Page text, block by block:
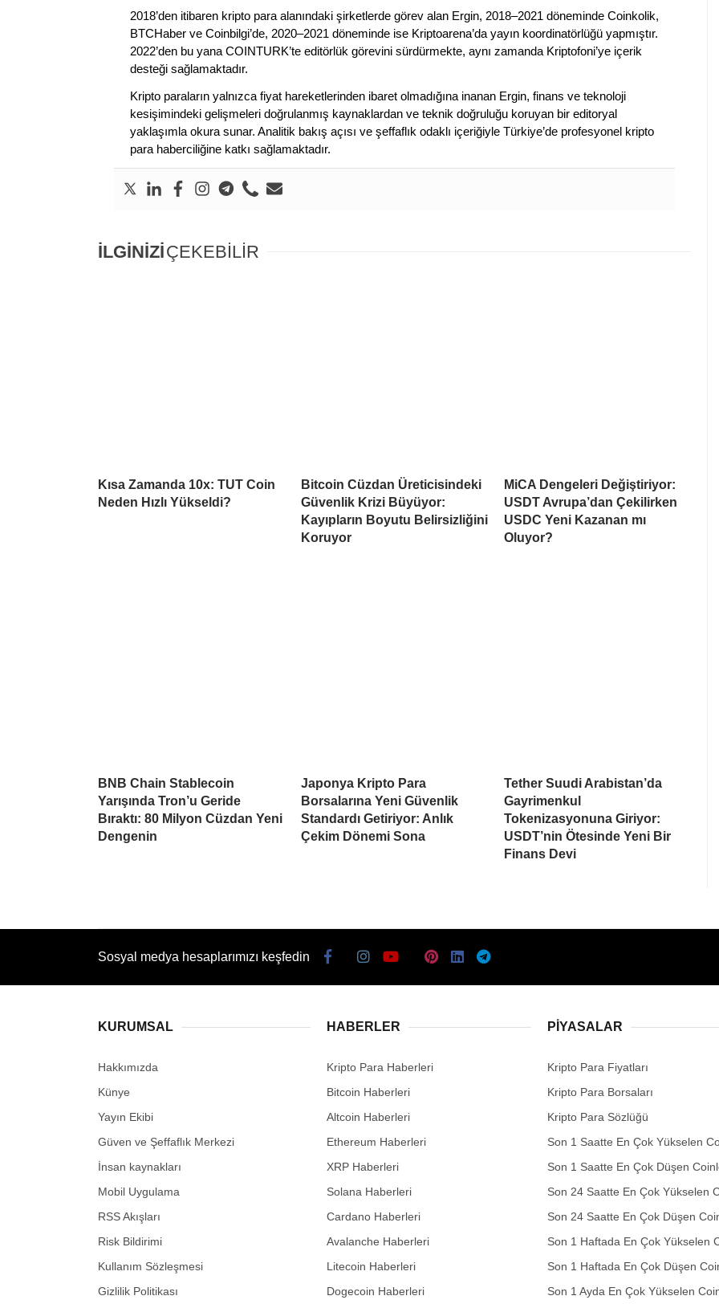
2018’den itibaren kripto para alanındaki şirketlerde görev alan Ergin, 2018–2021 döneminde Coinkolik,
BTCHaber ve Coinbilgi’de, 2020–2021 döneminde ise Kriptoarena’da yayın koordinatörlüğü yapmıştır.
2022’den bu yana COINTURK’te editörlük görevini sürdürmekte, aynı zamanda Kriptofoni’ye içerik
desteği sağlamaktadır.
Kripto paraların yalnızca fiyat hareketlerinden ibaret olmadığına inanan Ergin, finans ve teknoloji
kesişimindeki gelişmeleri doğrulanmış kaynaklardan ve teknik doğruluğu koruyan bir editoryal
yaklaşımla okura sunar. Analitik bakış açısı ve şeffaflık odaklı içeriğiyle Türkiye’de profesyonel kripto
para haberciliğine katkı sağlamaktadır.
İLGİNİZİÇEKEBİLİR
Kısa Zamanda 10x: TUT Coin
Neden Hızlı Yükseldi?
Bitcoin Cüzdan Üreticisindeki
Güvenlik Krizi Büyüyor:
Kayıpların Boyutu Belirsizliğini
Koruyor
MiCA Dengeleri Değiştiriyor:
USDT Avrupa’dan Çekilirken
USDC Yeni Kazanan mı
Oluyor?
BNB Chain Stablecoin
Yarışında Tron’u Geride
Bıraktı: 80 Milyon Cüzdan Yeni
Dengenin
Japonya Kripto Para
Borsalarına Yeni Güvenlik
Standardı Getiriyor: Anlık
Çekim Dönemi Sona
Tether Suudi Arabistan’da
Gayrimenkul
Tokenizasyonuna Giriyor:
USDT’nin Ötesinde Yeni Bir
Finans Devi
Sosyal medya hesaplarımızı keşfedin
KURUMSAL
Hakkımızda
Künye
Yayın Ekibi
Güven ve Şeffaflık Merkezi
İnsan kaynakları
Mobil Uygulama
RSS Akışları
Risk Bildirimi
Kullanım Sözleşmesi
Gizlilik Politikası
HABERLER
Kripto Para Haberleri
Bitcoin Haberleri
Altcoin Haberleri
Ethereum Haberleri
XRP Haberleri
Solana Haberleri
Cardano Haberleri
Avalanche Haberleri
Litecoin Haberleri
Dogecoin Haberleri
PIYASALAR
Kripto Para Fiyatları
Kripto Para Borsaları
Kripto Para Sözlüğü
Son 1 Saatte En Çok Yükselen
Son 1 Saatte En Çok Düşen
Son 24 Saatte En Çok Yükselen
Son 24 Saatte En Çok Düşen
Son 1 Haftada En Çok Yükselen
Son 1 Haftada En Çok Düşen
Son 1 Ayda En Çok Yükselen